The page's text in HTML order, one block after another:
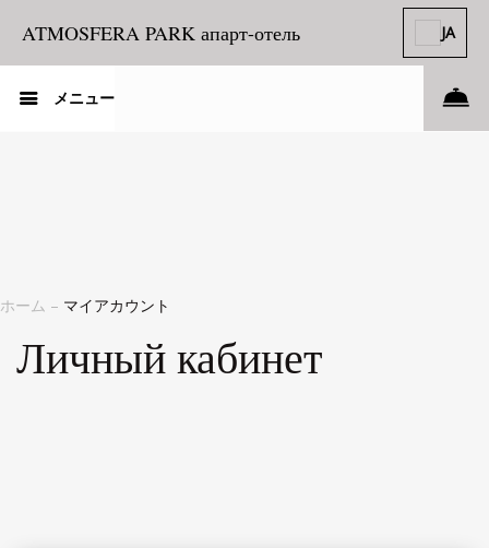
ATMOSFERA PARK апарт-отель JA
メニュー
ホーム – マイアカウント
Личный кабинет